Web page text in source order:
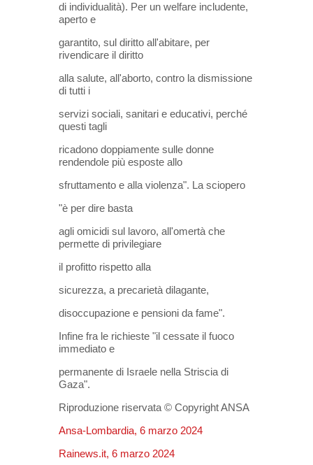
di individualità). Per un welfare includente,
aperto e
garantito, sul diritto all'abitare, per
rivendicare il diritto
alla salute, all'aborto, contro la dismissione
di tutti i
servizi sociali, sanitari e educativi, perché
questi tagli
ricadono doppiamente sulle donne
rendendole più esposte allo
sfruttamento e alla violenza". La sciopero
"è per dire basta
agli omicidi sul lavoro, all'omertà che
permette di privilegiare
il profitto rispetto alla
sicurezza, a precarietà dilagante,
disoccupazione e pensioni da fame".
Infine fra le richieste "il cessate il fuoco
immediato e
permanente di Israele nella Striscia di
Gaza".
Riproduzione riservata © Copyright ANSA
Ansa-Lombardia, 6 marzo 2024
Rainews.it, 6 marzo 2024